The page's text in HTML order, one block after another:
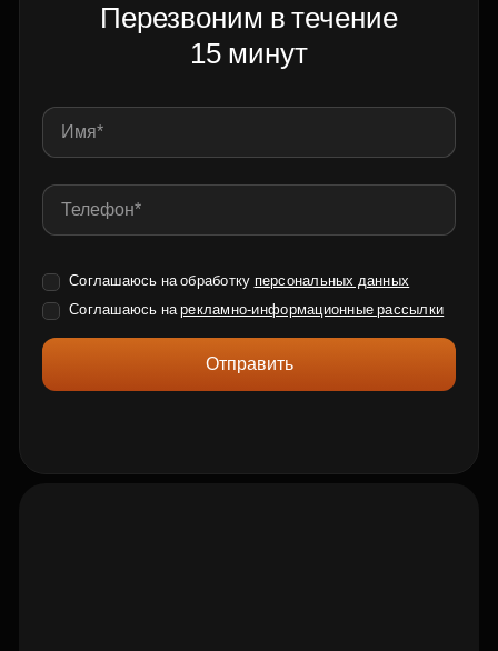
Перезвоним в течение
15 минут
Соглашаюсь на обработку персональных данных
Соглашаюсь нарекламно-информационные рассылки
Отправить